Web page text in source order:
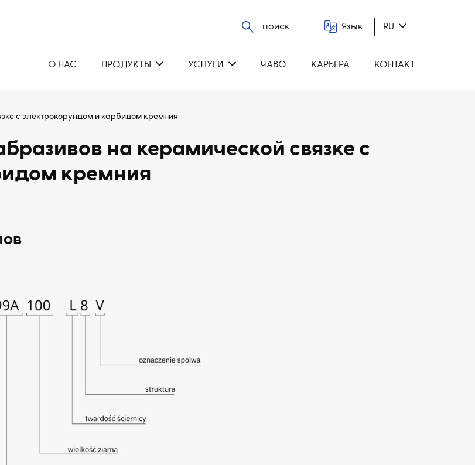
поиск Язык RU
О НАС ПРОДУКТЫ УСЛУГИ ЧАВО КАРЬЕРА КОНТАКТ
с электрокорундом и карбидом кремния
на керамической связке с
кремния